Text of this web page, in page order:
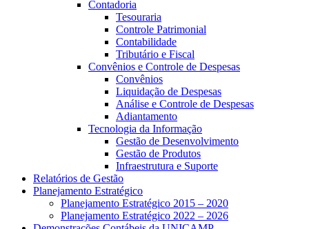
Contadoria
Tesouraria
Controle Patrimonial
Contabilidade
Tributário e Fiscal
Convênios e Controle de Despesas
Convênios
Liquidação de Despesas
Análise e Controle de Despesas
Adiantamento
Tecnologia da Informação
Gestão de Desenvolvimento
Gestão de Produtos
Infraestrutura e Suporte
Relatórios de Gestão
Planejamento Estratégico
Planejamento Estratégico 2015 – 2020
Planejamento Estratégico 2022 – 2026